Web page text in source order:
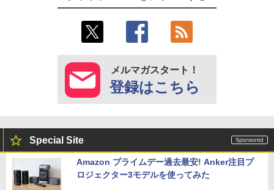
メルマガスタート！
登録はこちら
Special Site
Amazon プライムデー過去最安! Anker注目プ
ロジェクター3モデルを使ってみた